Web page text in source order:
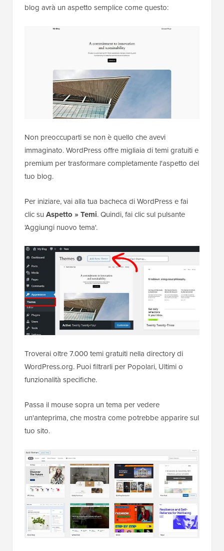
blog avrà un aspetto semplice come questo:
Non preoccuparti se non è quello che avevi
immaginato. WordPress offre migliaia di temi gratuiti e
premium per trasformare completamente l'aspetto del
tuo blog.
Per iniziare, vai alla tua bacheca di WordPress e fai
clic su Aspetto » Temi. Quindi, fai clic sul pulsante
'Aggiungi nuovo tema'.
Troverai oltre 7.000 temi gratuiti nella directory di
WordPress.org. Puoi filtrarli per Popolari, Ultimi o
funzionalità specifiche.
Passa il mouse sopra un tema per vedere
un'anteprima, che mostra come potrebbe apparire sul
tuo sito.